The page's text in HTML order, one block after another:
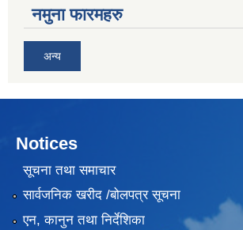
नमुना फारमहरु
अन्य
Notices
सूचना तथा समाचार
सार्वजनिक खरीद /बोलपत्र सूचना
एन, कानुन तथा निर्देशिका